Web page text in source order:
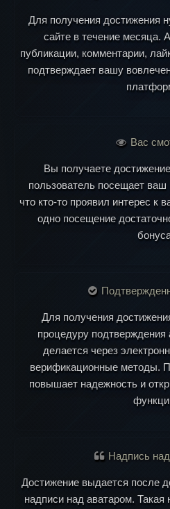
Для получения достижения
сайте в течение месяца.
публикации, комментарии,
подтверждает вашу
Вас
Вы получаете
пользователь посещает ваш
что кто-то проявил интерес к
одно посещение
Для получения
процедуру
делается через
верификационные методы.
повышает надежность и
Надпись
Достижение выдается после
надписи над аватаром.